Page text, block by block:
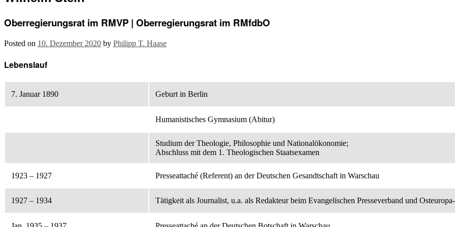
Oberregierungsrat im RMVP | Oberregierungsrat im RMfdbO
Posted on 10. Dezember 2020 by Philipp T. Haase
Lebenslauf
7. Januar 1890 Geburt in Berlin
Humanistisches Gymnasium (Abitur)
Studium der Theologie, Philosophie und Nationalökonomie;
Abschluss mit dem 1. Theologischen Staatsexamen
1923 – 1927 Presseattaché (Referent) an der Deutschen Gesandtschaft in Warschau
1927 – 1934 Tätigkeit als Journalist, u.a. als Redakteur beim Evangelischen Presseverband und